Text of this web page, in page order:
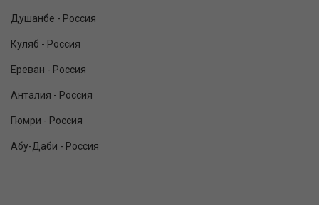
Душанбе - Россия
Куляб - Россия
Ереван - Россия
Анталия - Россия
Гюмри - Россия
Абу-Даби - Россия